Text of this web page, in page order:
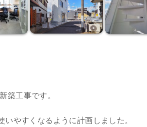
築工事です。
やすくなるように計画しました。